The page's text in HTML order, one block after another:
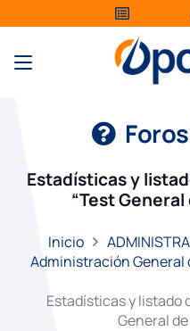
Estadísticas y
“Test
Inicio
Administración General
Estadísticas y listado
General